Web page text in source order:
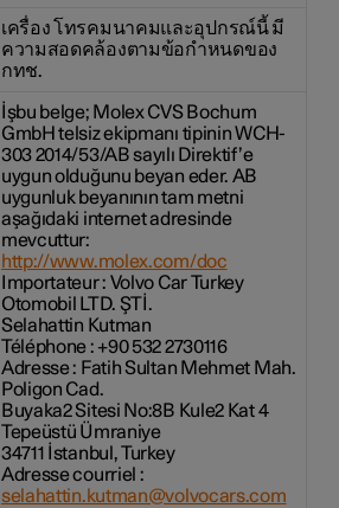
เครื่อง โทรคมนาคมและอุปกรณ์นี้ มี
ความสอดคล้องตามข้อกำหนดของ
กทช.
İşbu belge; Molex CVS Bochum
GmbH telsiz ekipmanı tipinin WCH-
303 2014/53/AB sayılı Direktif’e
uygun olduğunu beyan eder. AB
uygunluk beyanının tam metni
aşağıdaki internet adresinde
mevcuttur:
http://www.molex.com/doc
Importateur : Volvo Car Turkey
Otomobil LTD. ŞTİ.
Selahattin Kutman
Téléphone : +90 532 2730116
Adresse : Fatih Sultan Mehmet Mah.
Poligon Cad.
Buyaka2 Sitesi No:8B Kule2 Kat 4
Tepeüstü Ümraniye
34711 İstanbul, Turkey
Adresse courriel :
selahattin.kutman@volvocars.com